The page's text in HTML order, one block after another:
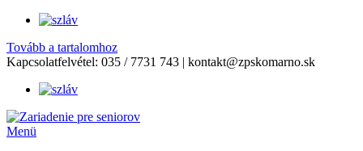
Tovább a tartalomhoz
Kapcsolatfelvétel: 035 / 7731 743 | kontakt@zpskomarno.sk
Menü